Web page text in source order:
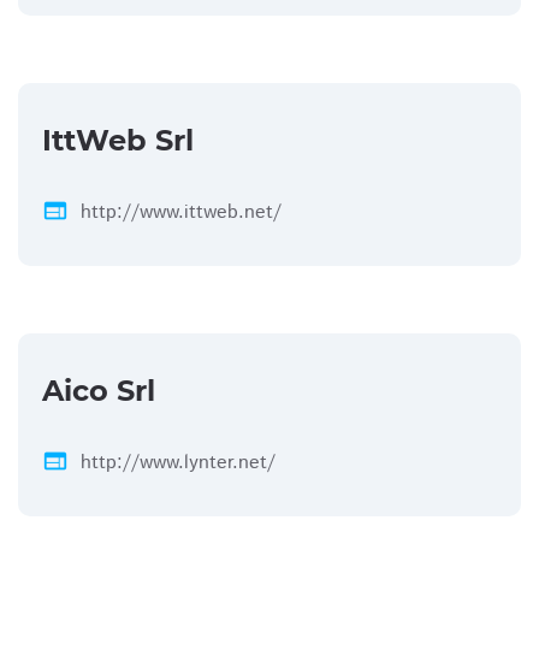
IttWeb Srl
web http://www.ittweb.net/
Aico Srl
web http://www.lynter.net/